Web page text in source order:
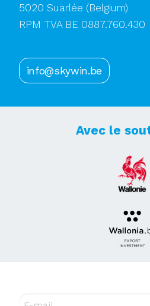
5020 Suarlée (Belgium)
RPM TVA BE 0887.760.430
info@skywin.be
Avec le
E-mail